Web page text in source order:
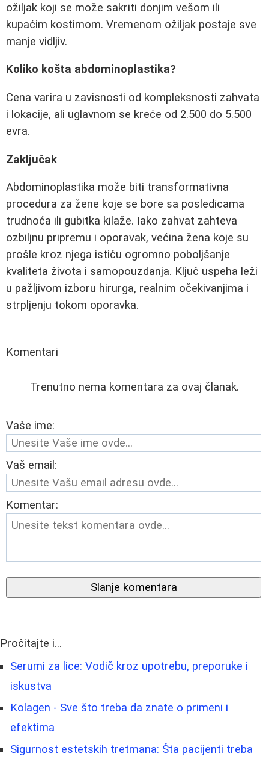
ožiljak koji se može sakriti donjim vešom ili
kupaćim kostimom. Vremenom ožiljak postaje sve
manje vidljiv.
Koliko košta abdominoplastika?
Cena varira u zavisnosti od kompleksnosti zahvata
i lokacije, ali uglavnom se kreće od 2.500 do 5.500
evra.
Zaključak
Abdominoplastika može biti transformativna
procedura za žene koje se bore sa posledicama
trudnoća ili gubitka kilaže. Iako zahvat zahteva
ozbiljnu pripremu i oporavak, većina žena koje su
prošle kroz njega ističu ogromno poboljšanje
kvaliteta života i samopouzdanja. Ključ uspeha leži
u pažljivom izboru hirurga, realnim očekivanjima i
strpljenju tokom oporavka.
Komentari
Trenutno nema komentara za ovaj članak.
Vaše ime:
Vaš email:
Komentar:
Slanje komentara
Pročitajte i...
Serumi za lice: Vodič kroz upotrebu, preporuke i
iskustva
Kolagen - Sve što treba da znate o primeni i
efektima
Sigurnost estetskih tretmana: Šta pacijenti treba